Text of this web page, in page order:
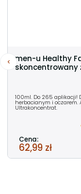
men-u Healthy
skoncentrowany
100ml. Do 265 aplikacji!
herbacianym i
Ultrakoncentrat.
Cena:
62,99 zł